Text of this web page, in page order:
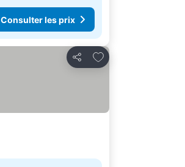
Consulter les prix
Partager
Ajouter à mes favoris